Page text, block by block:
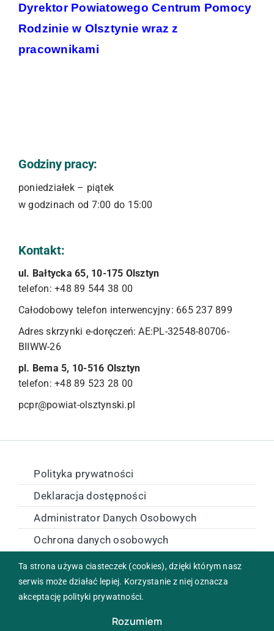
Dyrektor Powiatowego Centrum Pomocy
Rodzinie w Olsztyniewraz z
pracownikami
Godziny pracy:
poniedziałek – piątek
w godzinach od 7:00 do 15:00
Kontakt:
ul. Bałtycka 65, 10-175 Olsztyn
telefon: +48 89 544 38 00
Całodobowy telefon interwencyjny: 665 237 899
Adres skrzynki e-doręczeń: AE:PL-32548-80706-
BIIWW-26
pl. Bema 5, 10-516 Olsztyn
telefon: +48 89 523 28 00
pcpr@powiat-olsztynski.pl
Polityka prywatności
Deklaracja dostępności
Administrator Danych Osobowych
Ochrona danych osobowych
Zamówienia publiczne
Copyright © 2024 Powiatowe Centrum Pomocy Rodzinie w
Ta strona używa ciasteczek (cookies), dzięki którym nasz
serwis może działać lepiej. Korzystanie z niej oznacza
akceptację polityki prywatności.
Rozumiem